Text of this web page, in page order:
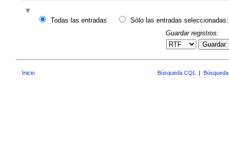
Todas las entradas
Sólo las entradas seleccionadas:
Guardar registros:
Guardar
Inicio Búsqueda CQL